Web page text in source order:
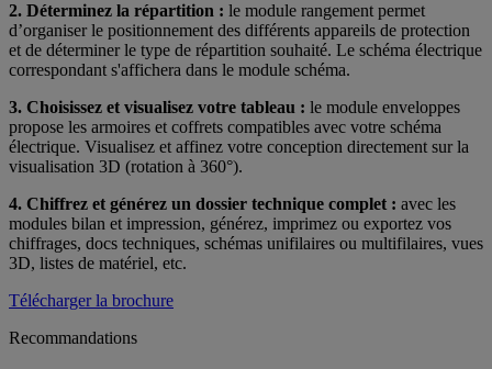
2. Déterminez la répartition : le module rangement permet
d’organiser le positionnement des différents appareils de protection
et de déterminer le type de répartition souhaité. Le schéma électrique
correspondant s'affichera dans le module schéma.
3. Choisissez et visualisez votre tableau : le module enveloppes
propose les armoires et coffrets compatibles avec votre schéma
électrique. Visualisez et affinez votre conception directement sur la
visualisation 3D (rotation à 360°).
4. Chiffrez et générez un dossier technique complet : avec les
modules bilan et impression, générez, imprimez ou exportez vos
chiffrages, docs techniques, schémas unifilaires ou multifilaires, vues
3D, listes de matériel, etc.
Télécharger la brochure
Recommandations